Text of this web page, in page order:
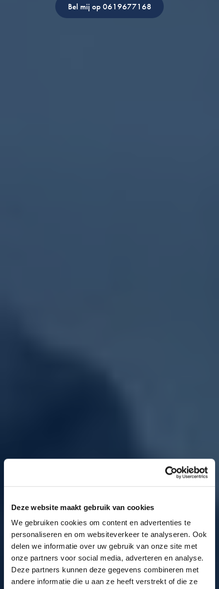
Deze website maakt gebruik van cookies
We gebruiken cookies om content en advertenties te
personaliseren en om websiteverkeer te analyseren. Ook
delen we informatie over uw gebruik van onze site met
onze partners voor social media, adverteren en analyse.
Deze partners kunnen deze gegevens combineren met
andere informatie die u aan ze heeft verstrekt of die ze
Bel mij op 0619677168